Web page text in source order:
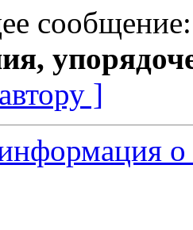
]
о